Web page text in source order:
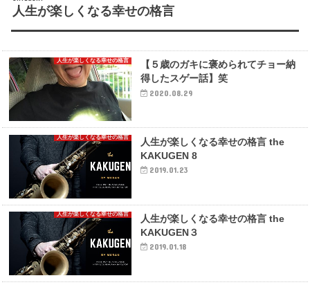
人生が楽しくなる幸せの格言
人生が楽しくなる幸せの格言
【５歳のガキに褒められてチョー納
得したスゲー話】笑
2020.08.29
人生が楽しくなる幸せの格言
人生が楽しくなる幸せの格言 the
KAKUGEN 8
2019.01.23
人生が楽しくなる幸せの格言
人生が楽しくなる幸せの格言 the
KAKUGEN３
2019.01.18